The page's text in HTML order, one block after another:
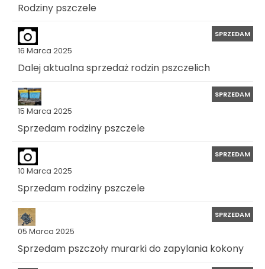
Rodziny pszczele
16 Marca 2025
SPRZEDAM
Dalej aktualna sprzedaż rodzin pszczelich
15 Marca 2025
SPRZEDAM
Sprzedam rodziny pszczele
10 Marca 2025
SPRZEDAM
Sprzedam rodziny pszczele
05 Marca 2025
SPRZEDAM
Sprzedam pszczoły murarki do zapylania kokony